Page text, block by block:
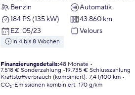
Benzin
Automatik
184 PS (135 kW)
43.860 km
EZ: 05/23 Velours
in 4 bis 8 Wochen
Finanzierungsdetails:48 Monate
7.518 € Sonderzahlung 19.735 € Schlusszahlung
Kraftstoffverbrauch (kombiniert): 7,4 l/100 km
CO₂-Emissionen kombiniert: 170 g/km